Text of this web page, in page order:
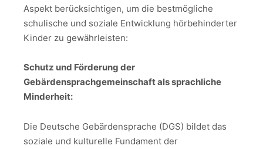
Aspekt berücksichtigen, um die bestmögliche
schulische und soziale Entwicklung hörbehinderter
Kinder zu gewährleisten:
Schutz und Förderung der
Gebärdensprachgemeinschaft als sprachliche
Minderheit:
Die Deutsche Gebärdensprache (DGS) bildet das
soziale und kulturelle Fundament der